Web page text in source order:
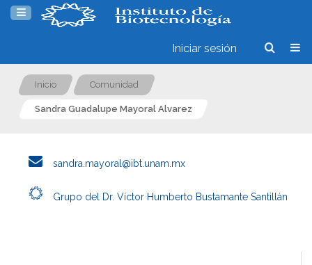
Iniciar sesión
Inicio Comunidad
Sandra Guadalupe Mayoral Alvarez
sandra.mayoral@ibt.unam.mx
Grupo del Dr. Víctor Humberto Bustamante Santillán